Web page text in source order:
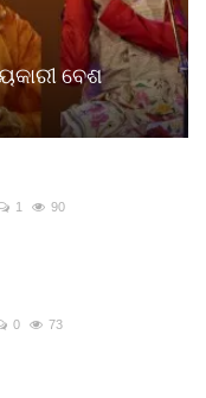
ବେଶ
1 90
0 73